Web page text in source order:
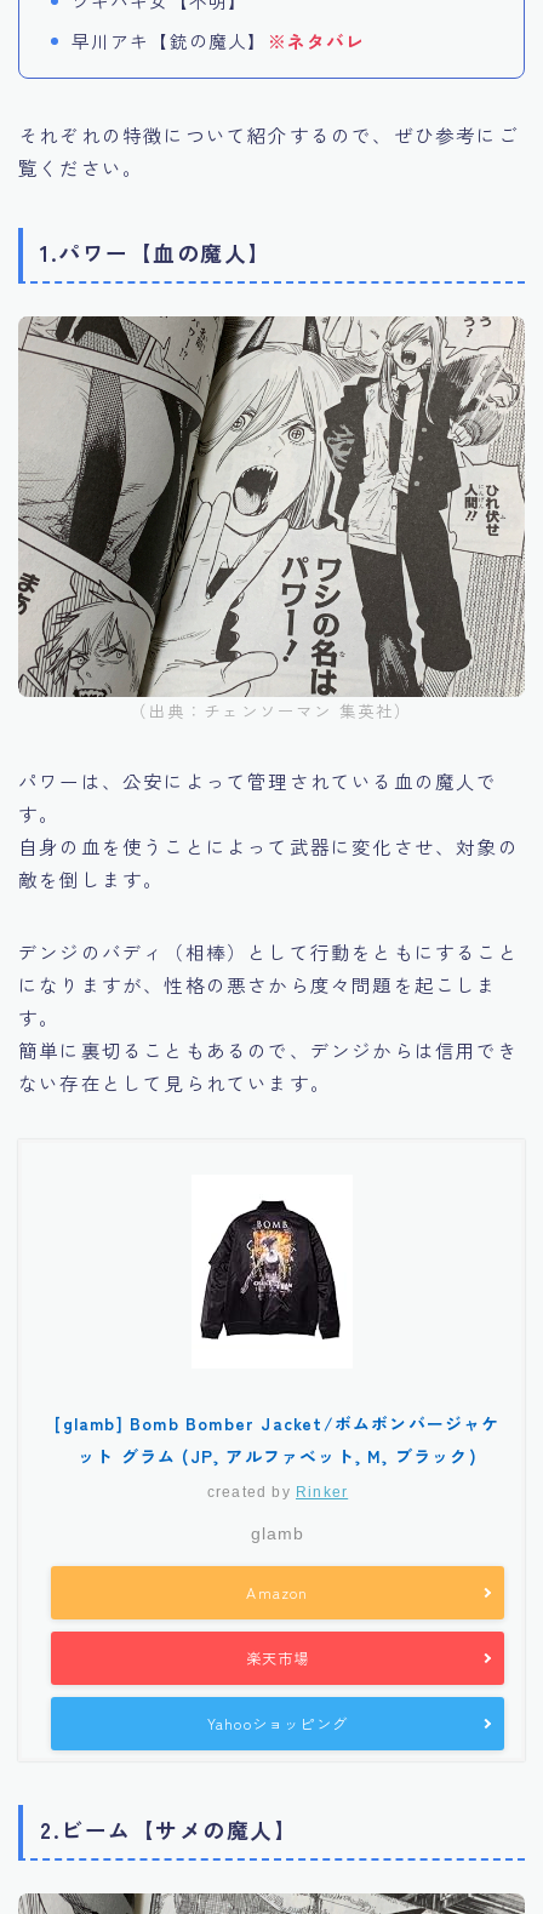
早川アキ【銃の魔人】
※ネタバレ
それぞれの特徴について紹介するので、ぜひ参考にご
覧ください。
1.パワー【血の魔人】
（出典：チェンソーマン 集英社）
パワーは、公安によって管理されている血の魔人で
す。
自身の血を使うことによって武器に変化させ、対象の
敵を倒します。
デンジのバディ（相棒）として行動をともにすること
になりますが、性格の悪さから度々問題を起こしま
す。
簡単に裏切ることもあるので、デンジからは信用でき
ない存在として見られています。
[glamb] Bomb Bomber Jacket/ボムボンバージャケ
ット グラム (JP, アルファベット, M, ブラック)
created by Rinker
glamb
Amazon
楽天市場
Yahooショッピング
2.ビーム【サメの魔人】